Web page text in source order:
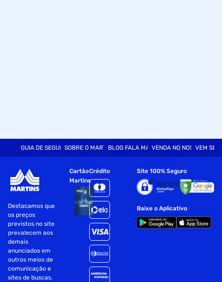
GUIA DE SEGURANÇASOBRE O MARTINSBLOG FALA MARTVENDA NO NOSSO SITE
VEM SER
Destacamos que
os preços
previstos no site
prevalecem aos
demais
anunciados em
outros meios de
comunicação e
sites de buscas.
Cartão
Martins
Crédito Site 100% Seguro
Baixe o Aplicativo